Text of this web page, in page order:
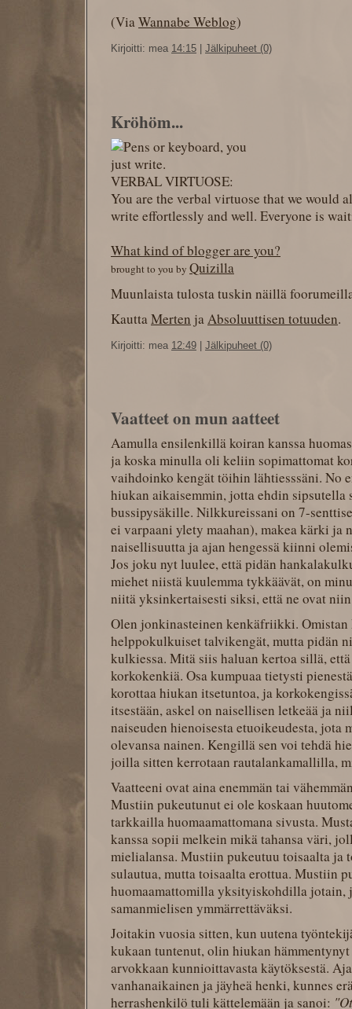
(ViaWannabe Weblog)
Kirjoitti: mea 14:15 Jälkipuheet (0)
Kröhöm...
VERBAL VIRTUOSE:
You are the verbal virtuose that we would
write effortlessly and well. Everyone is
What kind of blogger are you?
brought to you by Quizilla
Muunlaista tulosta tuskin näillä
Kautta Merten ja Absoluuttisen totuuden.
Kirjoitti: mea 12:49 | Jälkipuheet (0)
Vaatteet on mun aatteet
Aamulla ensilenkillä koiran kanssa
ja koska minulla oli keliin sopimattomat
vaihdoinko kengät töihin lähtiesssäni. No
hiukan aikaisemmin, jotta ehdin sipsutella
bussipysäkille. Nilkkureissani on 7-
ei varpaani ylety maahan), makea kärki ja
naisellisuutta ja ajan hengessä kiinni
Jos joku nyt luulee, että pidän
miehet niistä kuulemma tykkäävät, on
niitä yksinkertaisesti siksi, että ne ovat
Olen jonkinasteinen kenkäfriikki.
helppokulkuiset talvikengät, mutta pidän
kulkiessa. Mitä siis haluan kertoa sillä,
korkokenkiä. Osa kumpuaa tietysti
korottaa hiukan itsetuntoa, ja
itsestään, askel on naisellisen letkeää ja
naiseuden hienoisesta etuoikeudesta, jota
olevansa nainen. Kengillä sen voi tehdä
joilla sitten kerrotaan rautalankamallilla,
Vaatteeni ovat aina enemmän tai
Mustiin pukeutunut ei ole koskaan
tarkkailla huomaamattomana sivusta.
kanssa sopii melkein mikä tahansa väri,
mielialansa. Mustiin pukeutuu toisaalta ja
sulautua, mutta toisaalta erottua. Mustiin
huomaamattomilla yksityiskohdilla jotain,
samanmielisen ymmärrettäväksi.
Joitakin vuosia sitten, kun uutena
kukaan tuntenut, olin hiukan
arvokkaan kunnioittavasta käytöksestä.
vanhanaikainen ja jäyheä henki, kunnes
herrashenkilö tuli kättelemään ja sanoi: